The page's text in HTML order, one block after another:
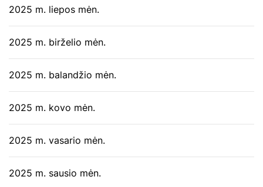
2025 m. liepos mėn.
2025 m. birželio mėn.
2025 m. balandžio mėn.
2025 m. kovo mėn.
2025 m. vasario mėn.
2025 m. sausio mėn.